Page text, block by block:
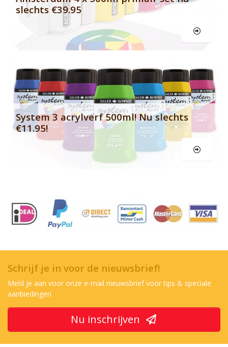
slechts €39.95
System 3 acrylverf 500ml! Nu slechts
€11.95!
Schrijf je in voor de nieuwsbrief!
Meld je aan voor onze e-mail nieuwsbrief voor tips & speciale
aanbiedingen
Nu inschrijven